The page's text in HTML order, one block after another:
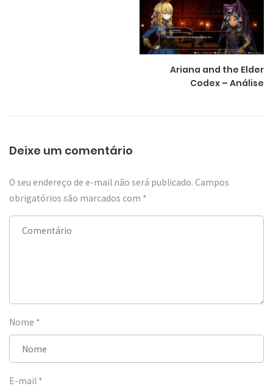
Ariana and the Elder
Codex – Análise
Deixe um comentário
O seu endereço de e-mail não será publicado. Campos
obrigatórios são marcados com *
Nome *
E-mail *